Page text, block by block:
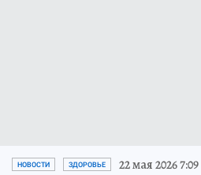
НОВОСТИ ЗДОРОВЬЕ 22 мая 2026 7:09